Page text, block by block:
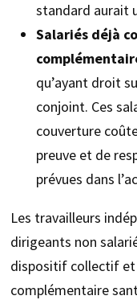
standard aurait
Salariés déjà
qu’ayant droit
conjoint. Ces
couverture
preuve et de
prévues dans
Les travailleurs
dirigeants non
dispositif collectif et
complémentaire